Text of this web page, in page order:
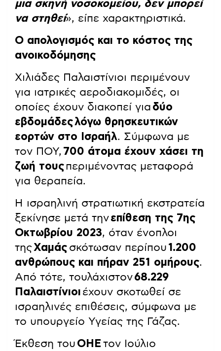
μια σκηνή νοσοκομείου, δεν μπορεί
να στηθεί», είπε χαρακτηριστικά.
Ο απολογισμός και το κόστος της
ανοικοδόμησης
Χιλιάδες Παλαιστίνιοι περιμένουν
για ιατρικές αεροδιακομιδές, οι
οποίες έχουν διακοπεί για δύο
εβδομάδεςλόγω θρησκευτικών
εορτών στο Ισραήλ. Σύμφωνα με
τον ΠΟΥ, 700 άτομα έχουν χάσει τη
ζωή τουςπεριμένοντας μεταφορά
για θεραπεία.
Η ισραηλινή στρατιωτική εκστρατεία
ξεκίνησε μετά τηνεπίθεση της 7ης
Οκτωβρίου 2023, όταν ένοπλοι
τηςΧαμάς σκότωσαν περίπου1.200
ανθρώπους και πήραν 251 ομήρους.
Από τότε, τουλάχιστον68.229
Παλαιστίνιοι έχουν σκοτωθεί σε
ισραηλινές επιθέσεις, σύμφωνα με
το υπουργείο Υγείας της Γάζας.
Έκθεση του ΟΗΕ τον Ιούλιο